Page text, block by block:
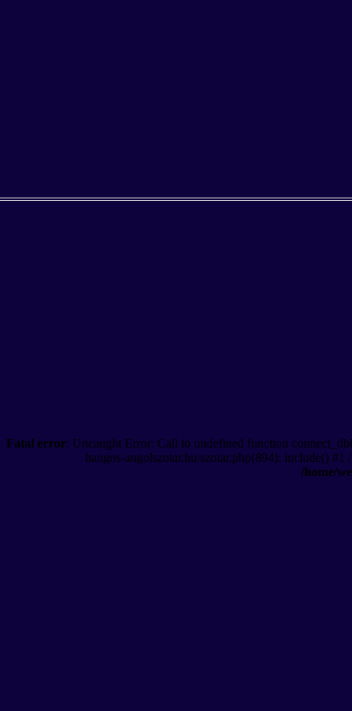
Fatal error: Uncaught Error: Call to undefined function
hangos-angolszotar.hu/szotar.php(894): include()
/home/